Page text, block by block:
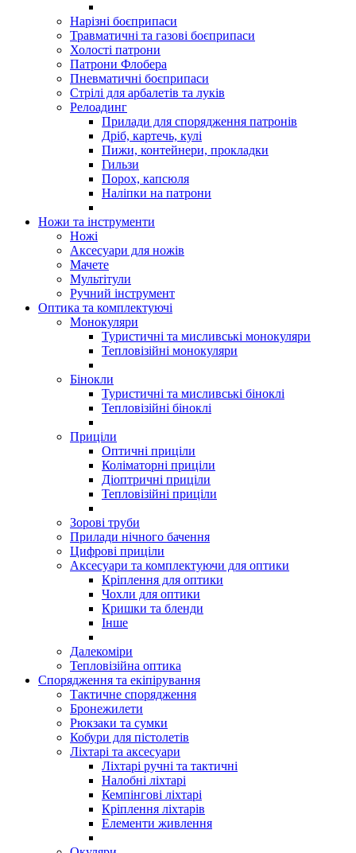
Нарізні боєприпаси
Травматичні та газові боєприпаси
Холості патрони
Патрони Флобера
Пневматичні боєприпаси
Стрілі для арбалетів та луків
Релоадинг
Прилади для спорядження патронів
Дріб, картечь, кулі
Пижи, контейнери, прокладки
Гильзи
Порох, капсюля
Наліпки на патрони
Ножи та інструменти
Ножі
Аксесуари для ножів
Мачете
Мультітули
Ручний інструмент
Оптика та комплектуючі
Монокуляри
Туристичні та мисливські монокуляри
Тепловізійні монокуляри
Бінокли
Туристичні та мисливські біноклі
Тепловізійні біноклі
Приціли
Оптичні приціли
Коліматорні приціли
Діоптричні приціли
Тепловізійні приціли
Зорові труби
Прилади нічного бачення
Цифрові приціли
Аксесуари та комплектуючи для оптики
Кріплення для оптики
Чохли для оптики
Кришки та бленди
Інше
Далекоміри
Тепловізійна оптика
Спорядження та екіпірування
Тактичне спорядження
Бронежилети
Рюкзаки та сумки
Кобури для пістолетів
Ліхтарі та аксесуари
Ліхтарі ручні та тактичні
Налобні ліхтарі
Кемпінгові ліхтарі
Кріплення ліхтарів
Елементи живлення